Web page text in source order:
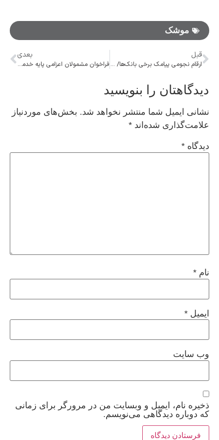
موشک
قبل
ارقام نجومی پیامک برخی بانک‌ها/ کارمزد پیامکی سالانه به ۴۰۰ هزار تومان هم رسید
بعدی
فراخوان مشمولان اعزامی پایه خدمتی آذر ماه سال ۱۴۰۲
دیدگاهتان را بنویسید
نشانی ایمیل شما منتشر نخواهد شد. بخش‌های موردنیاز
علامت‌گذاری شده‌اند *
دیدگاه *
نام *
ایمیل *
وب‌ سایت
ذخیره نام، ایمیل و وبسایت من در مرورگر برای زمانی
که دوباره دیدگاهی می‌نویسم.